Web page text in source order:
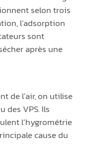
selon trois
l’adsorption
sont
après une
de l’air, on utilise
des VPS. Ils
l’hygrométrie
cause du